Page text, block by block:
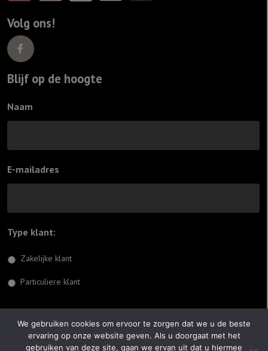
Volg ons!
Blijf op de hoogte
Naam
E-mailadres
Type klant:
Zakelijke klant
Particuliere klant
© 2026 Jiftach
We gebruiken cookies om ervoor te zorgen dat we u de beste
ervaring op onze website geven. Als u doorgaat met het
gebruiken van deze site, gaan we ervan uit dat u hiermee